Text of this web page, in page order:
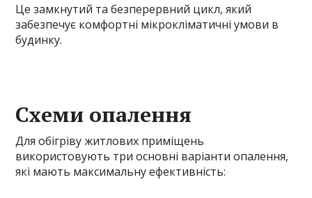
Це замкнутий та безперервний цикл, який
забезпечує комфортні мікрокліматичні умови в
будинку.
Схеми опалення
Для обігріву житлових приміщень
використовують три основні варіанти опалення,
які мають максимальну ефективність: